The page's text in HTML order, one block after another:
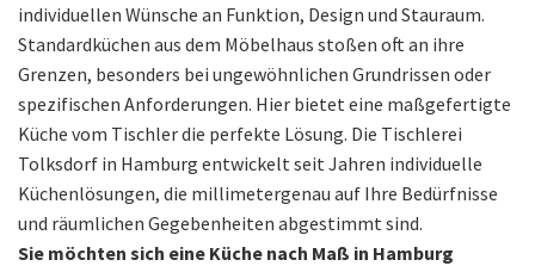
individuellen Wünsche an Funktion, Design und Stauraum.
Standardküchen aus dem Möbelhaus stoßen oft an ihre
Grenzen, besonders bei ungewöhnlichen Grundrissen oder
spezifischen Anforderungen. Hier bietet eine maßgefertigte
Küche vom Tischler die perfekte Lösung. Die Tischlerei
Tolksdorf in Hamburg entwickelt seit Jahren individuelle
Küchenlösungen, die millimetergenau auf Ihre Bedürfnisse
und räumlichen Gegebenheiten abgestimmt sind.
Sie möchten sich eine Küche nach Maß in Hamburg